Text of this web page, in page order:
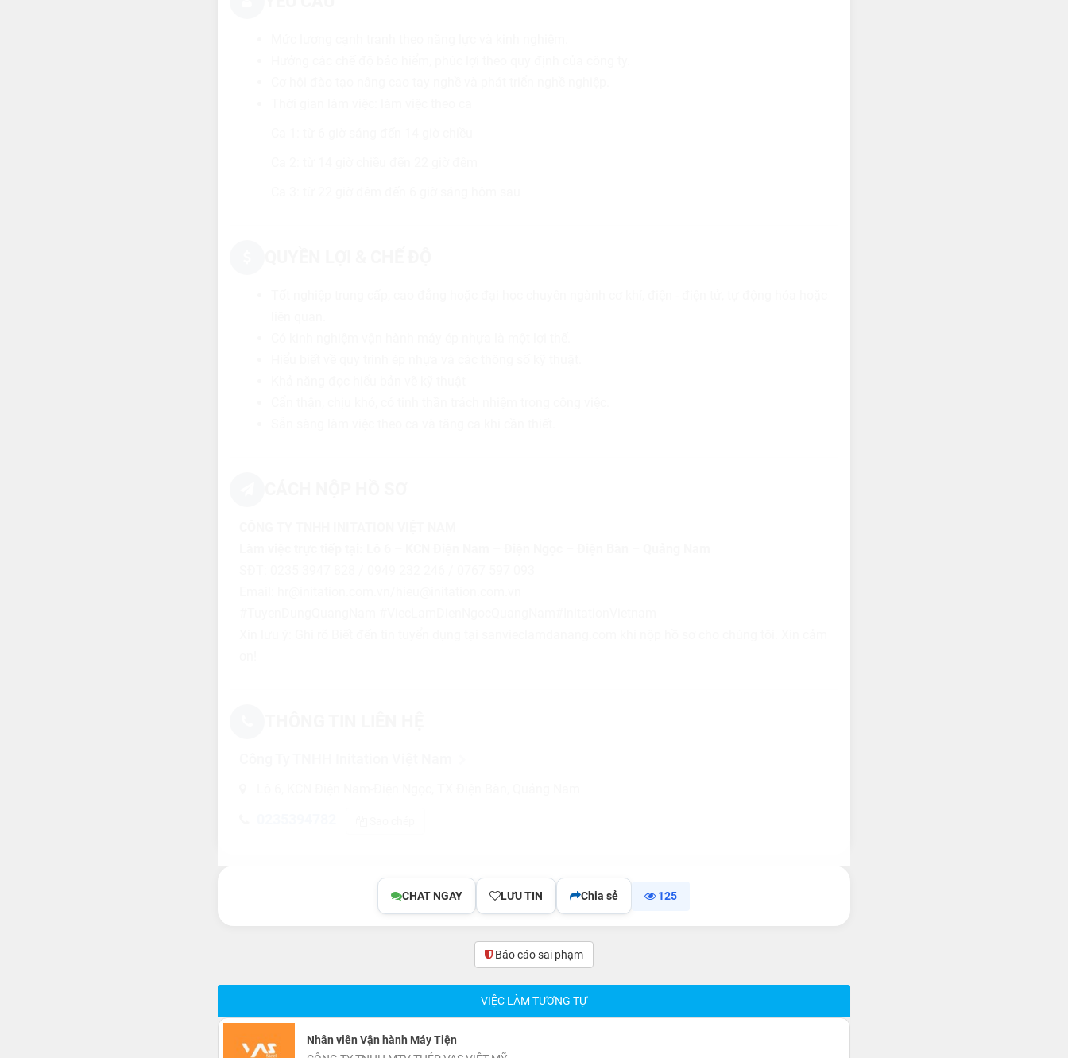
CHAT NGAY LƯU TIN Chia sẻ 125
Báo cáo sai phạm
VIỆC LÀM TƯƠNG TỰ
Nhân viên Vận hành Máy Tiện